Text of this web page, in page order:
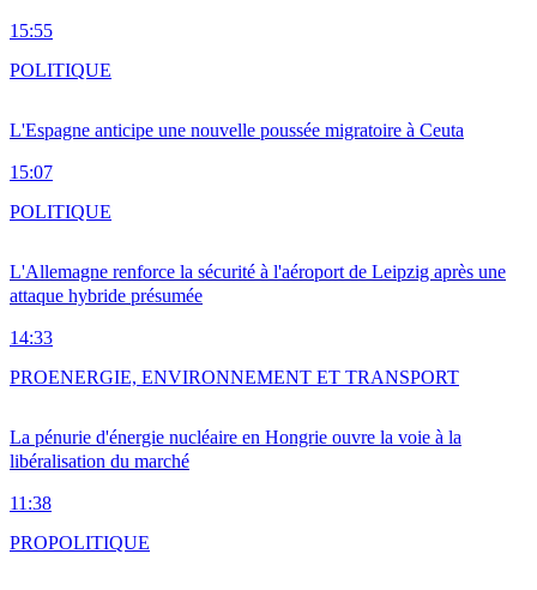
15:55
L'Espagne anticipe une nouvelle poussée migratoire à Ceuta
15:07
POLITIQUE
L'Allemagne renforce la sécurité à l'aéroport de Leipzig après une
attaque hybride présumée
14:33
POLITIQUE
La pénurie d'énergie nucléaire en Hongrie ouvre la voie à la
libéralisation du marché
11:38
PROENERGIE, ENVIRONNEMENT ET TRANSPORT
PROPOLITIQUE